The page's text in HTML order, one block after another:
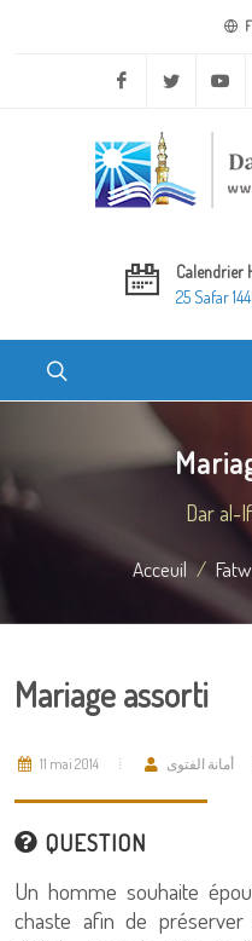
Facebook Twitter
Calendrier
25 Safar
Dar al-
Acceuil
Mariage assorti
11 mai 2014 أمانة الفتوى
QUESTION
Un homme souhaite
chaste afin de